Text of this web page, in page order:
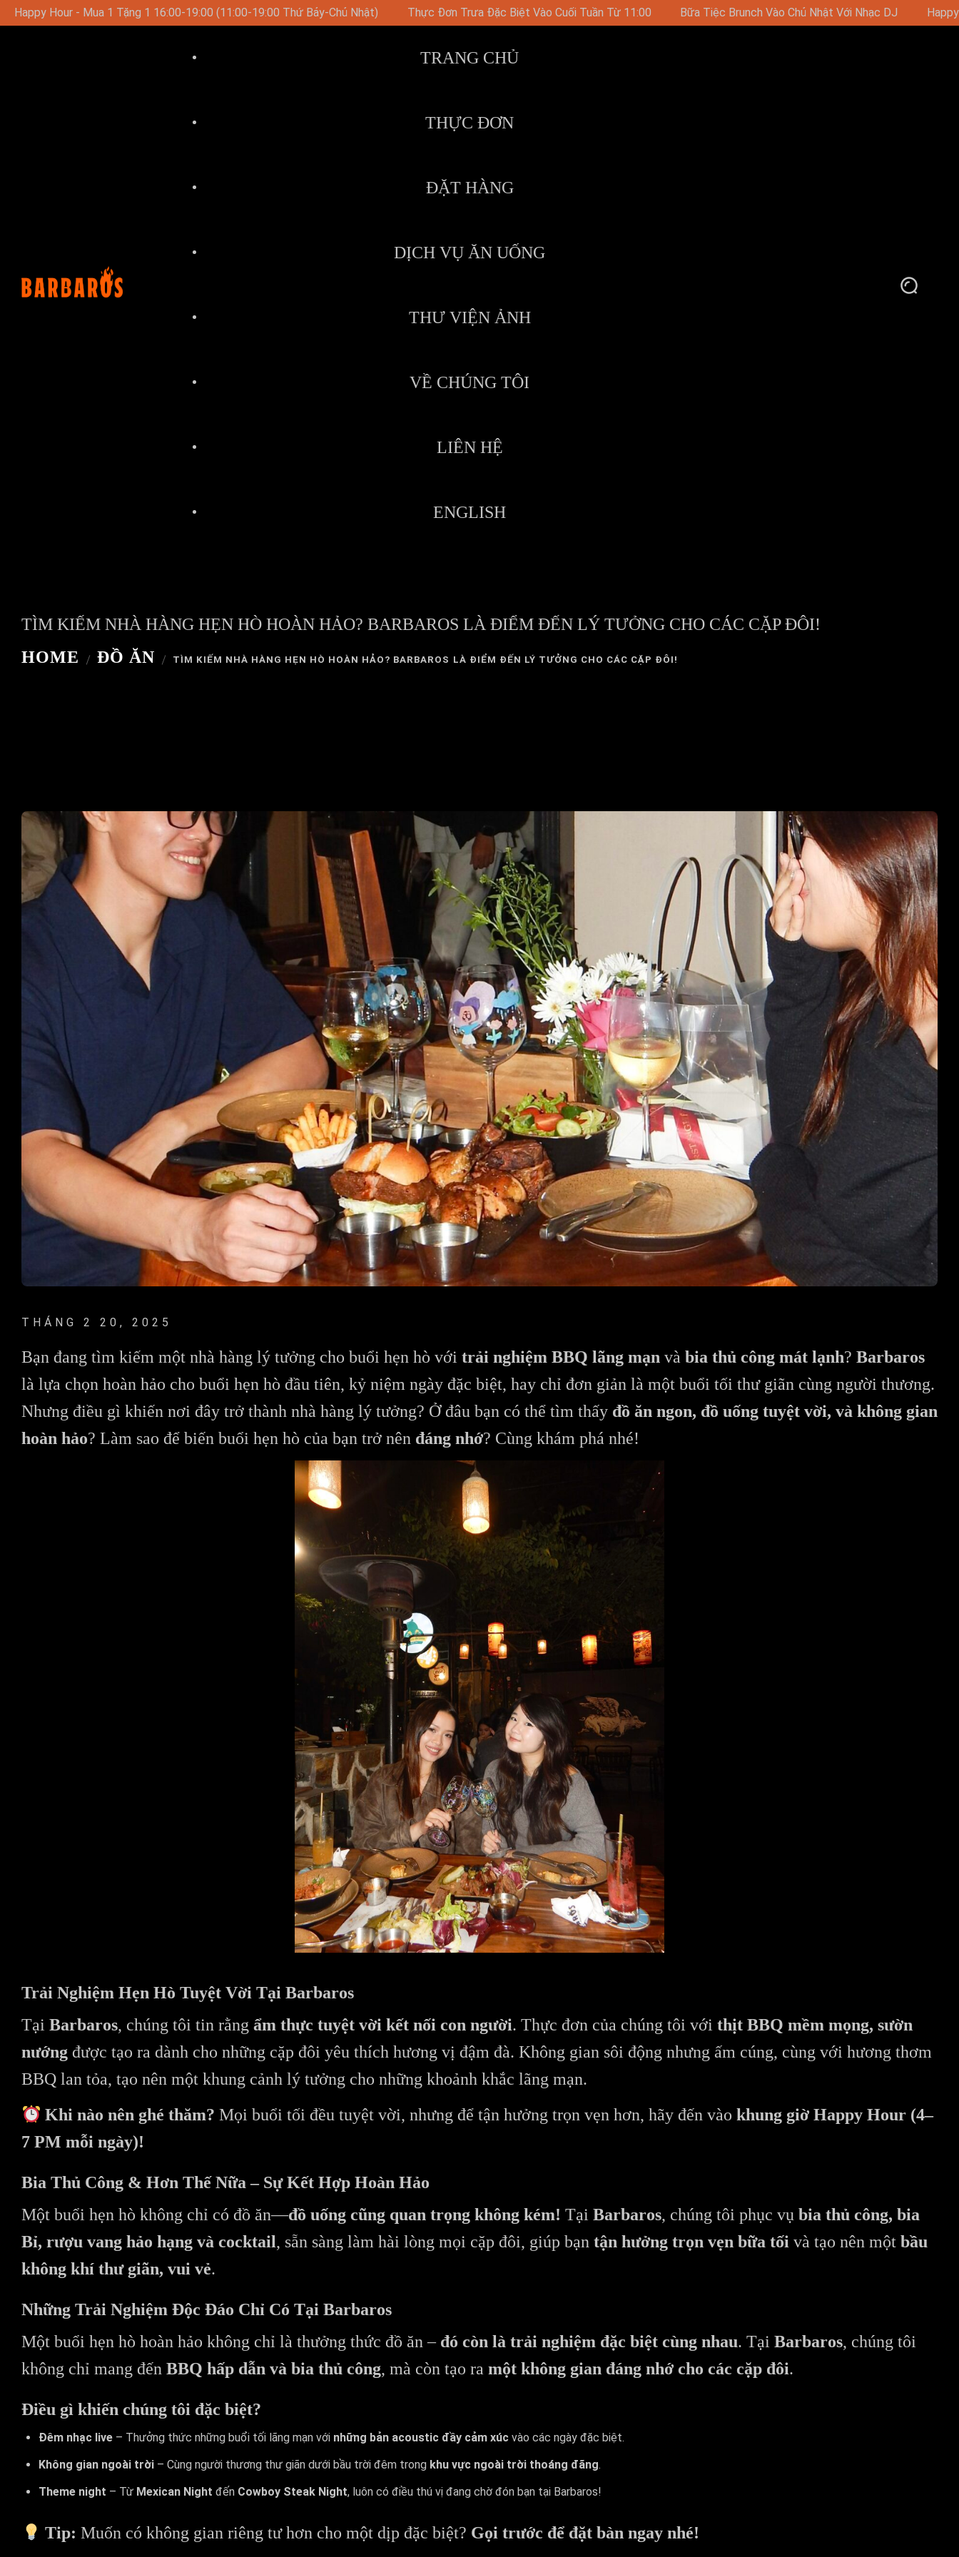
19:00 Thứ Bảy-Chủ Nhật) Thực Đơn Trưa Đặc Biệt Vào Cuối Tuần Từ 11:00 Bữa Tiệc Brunch Vào Chủ Nhật Với Nhạc DJ Happy Hour - Mua 1 Tặng 1 16:00-19:00 (11:00-
TRANG CHỦ
THỰC ĐƠN
ĐẶT HÀNG
DỊCH VỤ ĂN UỐNG
THƯ VIỆN ẢNH
VỀ CHÚNG TÔI
LIÊN HỆ
ENGLISH
TÌM KIẾM NHÀ HÀNG HẸN HÒ HOÀN HẢO? BARBAROS LÀ ĐIỂM ĐẾN LÝ TƯỞNG CHO CÁC CẶP ĐÔI!
HOME
ĐỒ ĂN TÌM KIẾM NHÀ HÀNG HẸN HÒ HOÀN HẢO? BARBAROS LÀ ĐIỂM ĐẾN LÝ TƯỞNG CHO CÁC CẶP ĐÔI!
THÁNG 2 20, 2025
Bạn đang tìm kiếm một nhà hàng lý tưởng cho buổi hẹn hò với trải nghiệm BBQ lãng mạn và bia thủ công mát lạnh? Barbaros
là lựa chọn hoàn hảo cho buổi hẹn hò đầu tiên, kỷ niệm ngày đặc biệt, hay chỉ đơn giản là một buổi tối thư giãn cùng người thương.
Nhưng điều gì khiến nơi đây trở thành nhà hàng lý tưởng? Ở đâu bạn có thể tìm thấy đồ ăn ngon, đồ uống tuyệt vời, và không gian
hoàn hảo? Làm sao để biến buổi hẹn hò của bạn trở nên đáng nhớ? Cùng khám phá nhé!
Trải Nghiệm Hẹn Hò Tuyệt Vời Tại Barbaros
Tại Barbaros, chúng tôi tin rằng ẩm thực tuyệt vời kết nối con người. Thực đơn của chúng tôi với thịt BBQ mềm mọng, sườn
nướng được tạo ra dành cho những cặp đôi yêu thích hương vị đậm đà. Không gian sôi động nhưng ấm cúng, cùng với hương thơm
BBQ lan tỏa, tạo nên một khung cảnh lý tưởng cho những khoảnh khắc lãng mạn.
Khi nào nên ghé thăm? Mọi buổi tối đều tuyệt vời, nhưng để tận hưởng trọn vẹn hơn, hãy đến vàokhung giờ Happy Hour (4–
7 PM mỗi ngày)!
Bia Thủ Công & Hơn Thế Nữa – Sự Kết Hợp Hoàn Hảo
Một buổi hẹn hò không chỉ có đồ ăn—đồ uống cũng quan trọng không kém! Tại Barbaros, chúng tôi phục vụ bia thủ công, bia
Bỉ, rượu vang hảo hạng và cocktail, sẵn sàng làm hài lòng mọi cặp đôi, giúp bạn tận hưởng trọn vẹn bữa tối và tạo nên một bầu
không khí thư giãn, vui vẻ.
Những Trải Nghiệm Độc Đáo Chỉ Có Tại Barbaros
Một buổi hẹn hò hoàn hảo không chỉ là thưởng thức đồ ăn – đó còn là trải nghiệm đặc biệt cùng nhau. Tại Barbaros, chúng tôi
không chỉ mang đến BBQ hấp dẫn và bia thủ công, mà còn tạo ra một không gian đáng nhớ cho các cặp đôi.
Điều gì khiến chúng tôi đặc biệt?
Đêm nhạc live – Thưởng thức những buổi tối lãng mạn với những bản acoustic đầy cảm xúc vào các ngày đặc biệt.
Không gian ngoài trời – Cùng người thương thư giãn dưới bầu trời đêm trong khu vực ngoài trời thoáng đãng.
Theme night – Từ Mexican Night đến Cowboy Steak Night, luôn có điều thú vị đang chờ đón bạn tại Barbaros!
Tip: Muốn có không gian riêng tư hơn cho một dịp đặc biệt? Gọi trước để đặt bàn ngay nhé!